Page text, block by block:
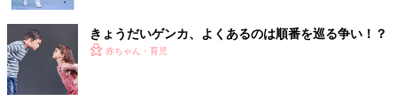
きょうだいゲンカ、よくあるのは順番を巡る争い！？
赤ちゃん・育児